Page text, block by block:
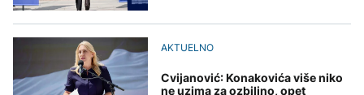
ZANIMLJIVOSTI
Rihanna radi na novom
AKTUELNO
Cvijanović: Konakovića više niko
ne uzima za ozbiljno, opet